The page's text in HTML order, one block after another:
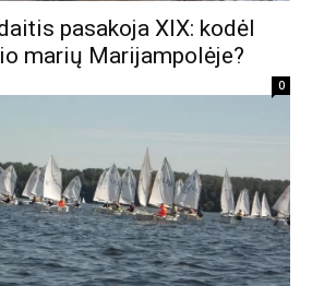
pasakoja XIX: kodėl
marių Marijampolėje?
0